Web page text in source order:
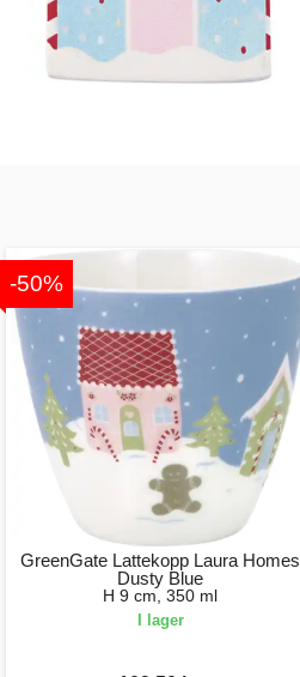
-50%
GreenGate Lattekopp Laura Homes
Dusty Blue
H 9 cm, 350 ml
I lager